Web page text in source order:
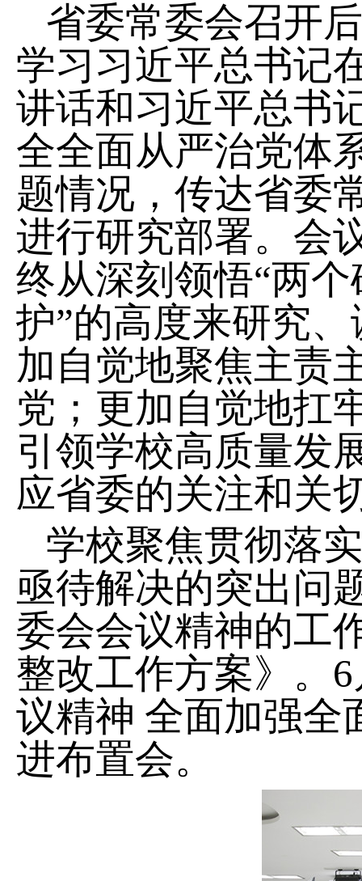
省委常委会召开
学习习近平总书记
讲话和习近平总书
全全面从严治党体
题情况，传达省委
进行研究部署。会
终从深刻领悟“两
护”的高度来研究
加自觉地聚焦主责
党；更加自觉地扛
引领学校高质量发
应省委的关注和关
学校聚焦贯彻落
亟待解决的突出问
委会会议精神的工
整改工作方案》。
议精神 全面加强全
进布置会。